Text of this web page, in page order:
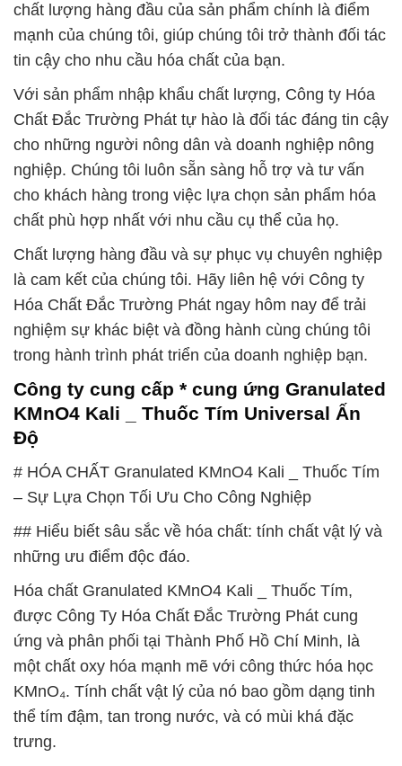
chất lượng hàng đầu của sản phẩm chính là điểm
mạnh của chúng tôi, giúp chúng tôi trở thành đối tác
tin cậy cho nhu cầu hóa chất của bạn.
Với sản phẩm nhập khẩu chất lượng, Công ty Hóa
Chất Đắc Trường Phát tự hào là đối tác đáng tin cậy
cho những người nông dân và doanh nghiệp nông
nghiệp. Chúng tôi luôn sẵn sàng hỗ trợ và tư vấn
cho khách hàng trong việc lựa chọn sản phẩm hóa
chất phù hợp nhất với nhu cầu cụ thể của họ.
Chất lượng hàng đầu và sự phục vụ chuyên nghiệp
là cam kết của chúng tôi. Hãy liên hệ với Công ty
Hóa Chất Đắc Trường Phát ngay hôm nay để trải
nghiệm sự khác biệt và đồng hành cùng chúng tôi
trong hành trình phát triển của doanh nghiệp bạn.
Công ty cung cấp * cung ứng Granulated
KMnO4 Kali _ Thuốc Tím Universal Ấn
Độ
# HÓA CHẤT Granulated KMnO4 Kali _ Thuốc Tím
– Sự Lựa Chọn Tối Ưu Cho Công Nghiệp
## Hiểu biết sâu sắc về hóa chất: tính chất vật lý và
những ưu điểm độc đáo.
Hóa chất Granulated KMnO4 Kali _ Thuốc Tím,
được Công Ty Hóa Chất Đắc Trường Phát cung
ứng và phân phối tại Thành Phố Hồ Chí Minh, là
một chất oxy hóa mạnh mẽ với công thức hóa học
KMnO₄. Tính chất vật lý của nó bao gồm dạng tinh
thể tím đậm, tan trong nước, và có mùi khá đặc
trưng.